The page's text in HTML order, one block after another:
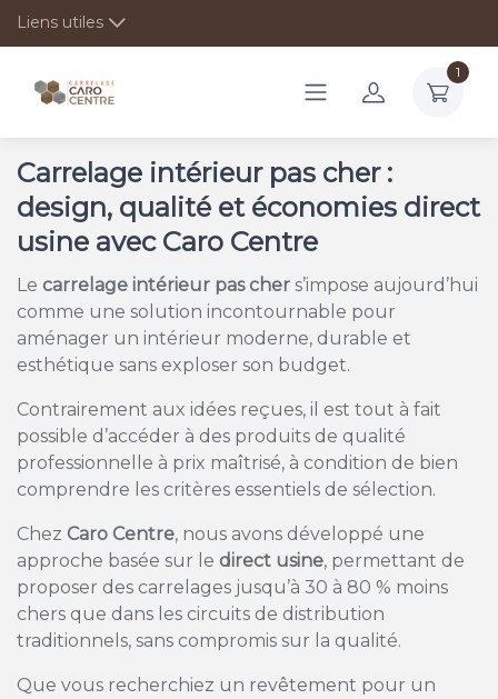
Liens utiles
1
Carrelage intérieur pas cher :
design, qualité et économies direct
usine avec Caro Centre
Le carrelage intérieur pas cher s’impose aujourd’hui
comme une solution incontournable pour
aménager un intérieur moderne, durable et
esthétique sans exploser son budget.
Contrairement aux idées reçues, il est tout à fait
possible d’accéder à des produits de qualité
professionnelle à prix maîtrisé, à condition de bien
comprendre les critères essentiels de sélection.
Chez Caro Centre, nous avons développé une
approche basée sur le direct usine, permettant de
proposer des carrelages jusqu’à 30 à 80 % moins
chers que dans les circuits de distribution
traditionnels, sans compromis sur la qualité.
Que vous recherchiez un revêtement pour un